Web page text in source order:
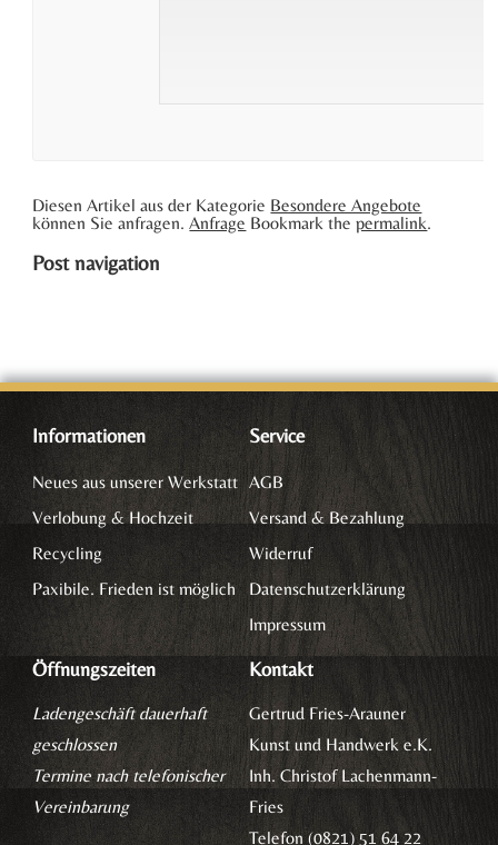
Diesen Artikel aus der Kategorie Besondere Angebote
können Sie anfragen.Anfrage Bookmark thepermalink.
Post navigation
Informationen
Neues aus unserer Werkstatt
Verlobung & Hochzeit
Recycling
Paxibile. Frieden ist möglich
Service
AGB
Versand & Bezahlung
Widerruf
Datenschutzerklärung
Impressum
Öffnungszeiten
Ladengeschäft dauerhaft
geschlossen
Termine nach telefonischer
Vereinbarung
Kontakt
Gertrud Fries-Arauner
Kunst und Handwerk e.K.
Inh. Christof Lachenmann-
Fries
Telefon (0821) 51 64 22